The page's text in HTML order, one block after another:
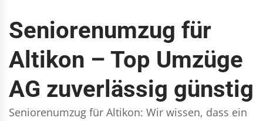
Seniorenumzug für
Altikon – Top Umzüge
AG zuverlässig günstig
Seniorenumzug für Altikon: Wir wissen, dass ein